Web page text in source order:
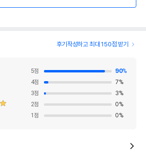
후기작성하고 최대 150점 받기
5점 90%
4점 7%
3점 3%
2점 0%
1 점 0%